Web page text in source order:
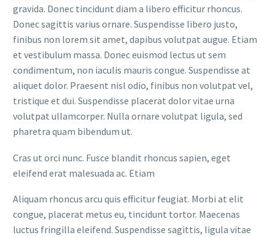
gravida. Donec tincidunt diam a libero efficitur rhoncus.
Donec sagittis varius ornare. Suspendisse libero justo,
finibus non lorem sit amet, dapibus volutpat augue. Etiam
et vestibulum massa. Donec euismod lectus ut sem
condimentum, non iaculis mauris congue. Suspendisse at
aliquet dolor. Praesent nisl odio, finibus non volutpat vel,
tristique et dui. Suspendisse placerat dolor vitae urna
volutpat ullamcorper. Nulla ornare volutpat ligula, sed
pharetra quam bibendum ut.
Cras ut orci nunc. Fusce blandit rhoncus sapien, eget
eleifend erat malesuada ac. Etiam
Aliquam rhoncus arcu quis efficitur feugiat. Morbi at elit
congue, placerat metus eu, tincidunt tortor. Maecenas
luctus fringilla eleifend. Suspendisse sagittis, ligula vitae